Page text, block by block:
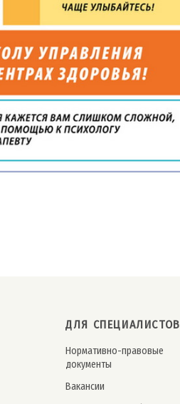
ДЛЯ СПЕЦИАЛИСТОВ
Нормативно-правовые
документы
Вакансии